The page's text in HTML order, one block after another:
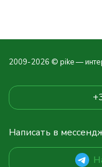
2009-2026 © pike —
Написать в